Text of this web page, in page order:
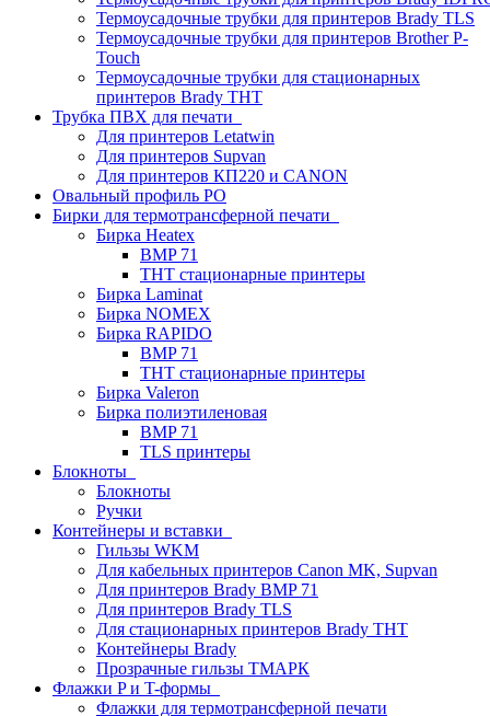
Термоусадочные трубки для принтеров Brady TLS
Термоусадочные трубки для принтеров Brother P-
Touch
Термоусадочные трубки для стационарных
принтеров Brady THT
Трубка ПВХ для печати
Для принтеров Letatwin
Для принтеров Supvan
Для принтеров КП220 и CANON
Овальный профиль PO
Бирки для термотрансферной печати
Бирка Heatex
BMP 71
THT стационарные принтеры
Бирка Laminat
Бирка NOMEX
Бирка RAPIDO
BMP 71
THT стационарные принтеры
Бирка Valeron
Бирка полиэтиленовая
BMP 71
TLS принтеры
Блокноты
Блокноты
Ручки
Контейнеры и вставки
Гильзы WKM
Для кабельных принтеров Canon MK, Supvan
Для принтеров Brady BMP 71
Для принтеров Brady TLS
Для стационарных принтеров Brady THT
Контейнеры Brady
Прозрачные гильзы ТМАРК
Флажки P и T-формы
Флажки для термотрансферной печати